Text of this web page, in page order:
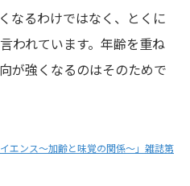
なるわけではなく、とくに
われています。年齢を重ね
が強くなるのはそのためで
エンス～加齢と味覚の関係～」雑誌第